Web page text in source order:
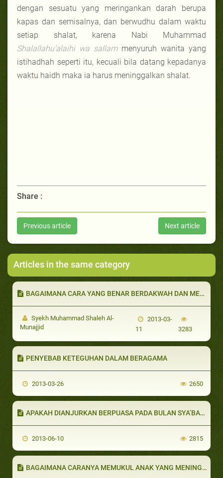
dengan sesuatu yang meringankan darah berupa
kapas dan semisalnya, dan berwudhu dalam waktu
setiap shalat, karena Nabi Muhammad
Shalallahu’alaihi wa sallammenyuruh wanita yang
istihadhah seperti itu, kecuali bila datang kepadanya
waktu haidh maka ia harus meninggalkan shalat.
Share :
Previous article Next article
Articles in the same category
BAGAIMANA CARA YANG BENAR BERDAKWAH DAN MENGAJARKAN ANAK-ANAK?
Syekh Muhammad Shaleh Al-
Munajjid
2013-03-
11
3283
PENYEBAB KETEGUHAN DALAM BERAGAMA
2013-03-26 2650
APAKAH DIANJURKAN BERPUASA PADA BULAN SYA’BAN SECARA PENUH
2013-06-10 2815
BAGAIMANA CARANYA MEMUKUL ANAK YANG MENINGGALKAN SHALAT?